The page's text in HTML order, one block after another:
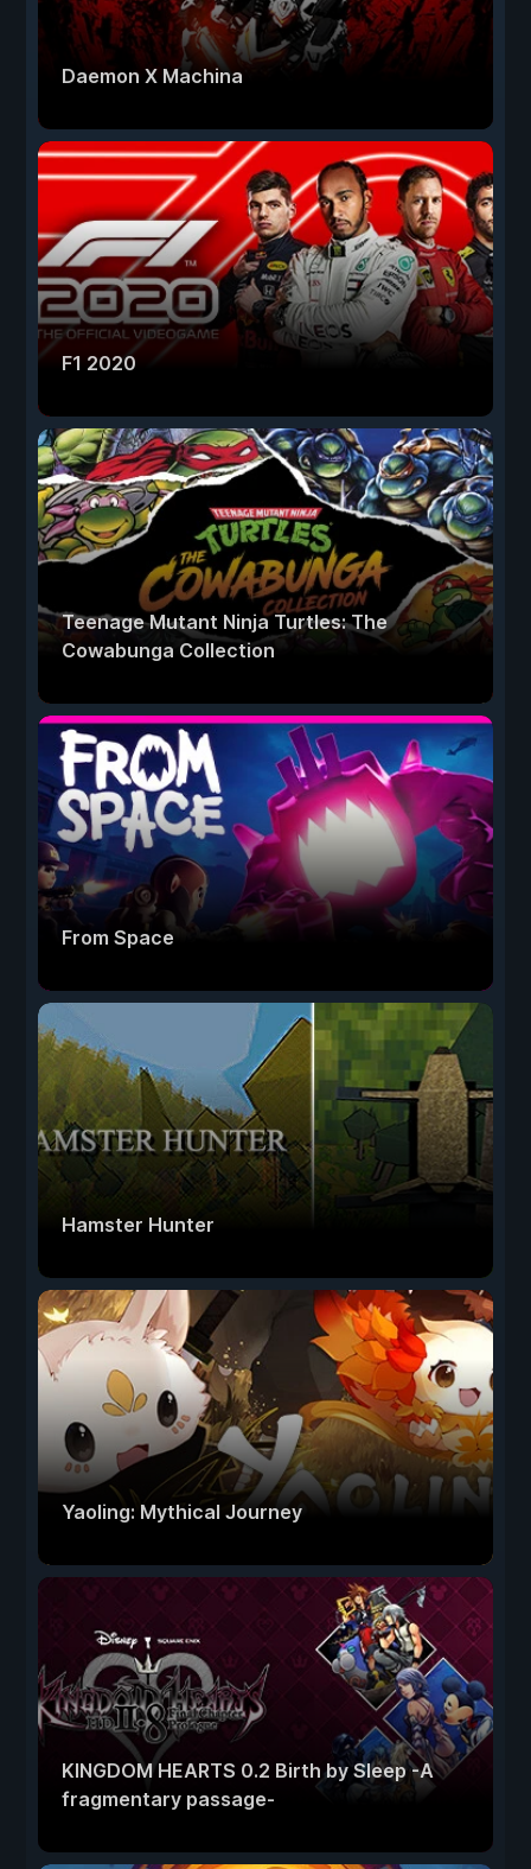
Daemon X Machina
F1 2020
Teenage Mutant Ninja Turtles: The
Cowabunga Collection
From Space
Hamster Hunter
Yaoling: Mythical Journey
KINGDOM HEARTS 0.2 Birth by Sleep -A
fragmentary passage-